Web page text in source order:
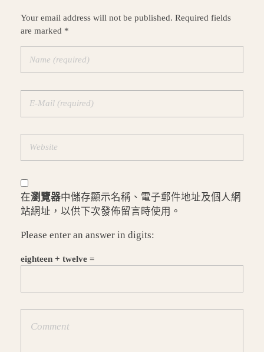
Your email address will not be published. Required fields
are marked *
在瀏覽器中儲存顯示名稱、電子郵件地址及個人網
站網址，以供下次發佈留言時使用。
Please enter an answer in digits:
eighteen + twelve =